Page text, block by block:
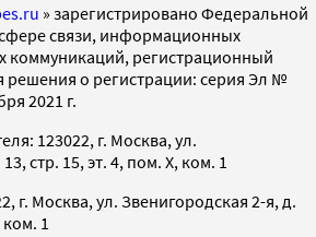
» зарегистрировано Федеральной
связи, информационных
коммуникаций, регистрационный
решения о регистрации: серия Эл №
2021 г.
123022, г. Москва, ул.
стр. 15, эт. 4, пом. X, ком. 1
г. Москва, ул. Звенигородская 2-я, д.
1